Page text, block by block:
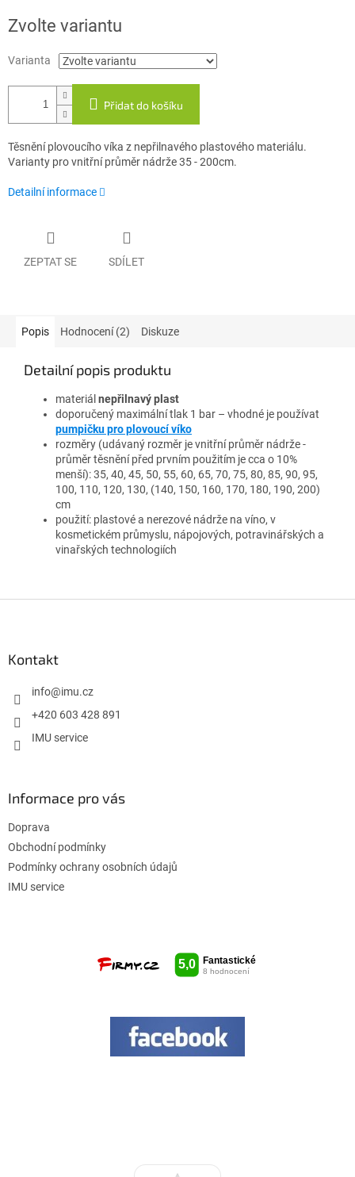
cena:
Zvolte variantu
Varianta
Přidat do košíku
Těsnění plovoucího víka z nepřilnavého plastového materiálu.
Varianty pro vnitřní průměr nádrže 35 - 200cm.
Detailní informace
ZEPTAT SE SDÍLET
Popis Hodnocení (2) Diskuze
Detailní popis produktu
materiál nepřilnavý plast
doporučený maximální tlak 1 bar – vhodné je používat
pumpičku pro plovoucí víko
rozměry (udávaný rozměr je vnitřní průměr nádrže -
průměr těsnění před prvním použitím je cca o 10%
menší): 35, 40, 45, 50, 55, 60, 65, 70, 75, 80, 85, 90, 95,
100, 110, 120, 130, (140, 150, 160, 170, 180, 190, 200)
cm
použití: plastové a nerezové nádrže na víno, v
kosmetickém průmyslu, nápojových, potravinářských a
vinařských technologiích
Kontakt
info@imu.cz
+420 603 428 891
IMU service
Informace pro vás
Doprava
Obchodní podmínky
Podmínky ochrany osobních údajů
IMU service